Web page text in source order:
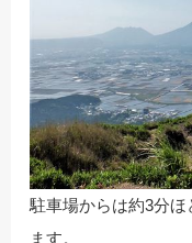
駐車場からは約3分
ます。